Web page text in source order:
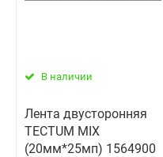
В наличии
Лента двусторонняя
TECTUM MIX
(20мм*25мп) 1564900